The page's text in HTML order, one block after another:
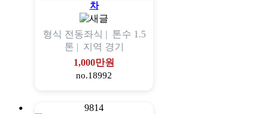
차
형식 전동좌식 | 톤수 1.5
톤 | 지역 경기
1,000만원
no.18992
9814